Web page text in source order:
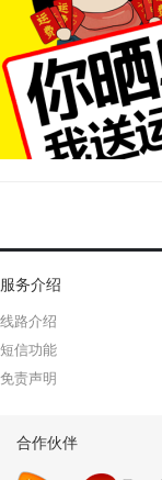
服务介绍
线路介绍
短信功能
免责声明
合作伙伴